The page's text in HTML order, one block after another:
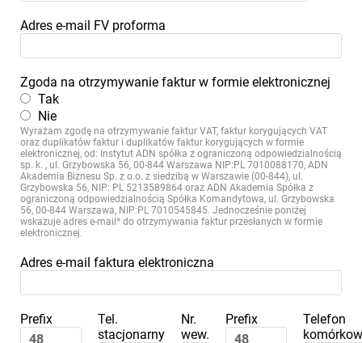
Adres e-mail FV proforma
Zgoda na otrzymywanie faktur w formie elektronicznej
Tak
Nie
Wyrażam zgodę na otrzymywanie faktur VAT, faktur korygujących VAT
oraz duplikatów faktur i duplikatów faktur korygujących w formie
elektronicznej, od: Instytut ADN spółka z ograniczoną odpowiedzialnością
sp. k. , ul. Grzybowska 56, 00-844 Warszawa NIP:PL 7010088170, ADN
Akademia Biznesu Sp. z o.o. z siedzibą w Warszawie (00-844), ul.
Grzybowska 56, NIP: PL 5213589864 oraz ADN Akademia Spółka z
ograniczoną odpowiedzialnością Spółka Komandytowa, ul. Grzybowska
56, 00-844 Warszawa, NIP:PL 7010545845. Jednocześnie poniżej
wskazuje adres e-mail* do otrzymywania faktur przesłanych w formie
elektronicznej.
Adres e-mail faktura elektroniczna
Prefix
Tel.
stacjonarny
Nr.
wew.
Prefix
Telefon